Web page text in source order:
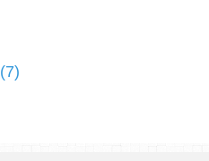
(7)